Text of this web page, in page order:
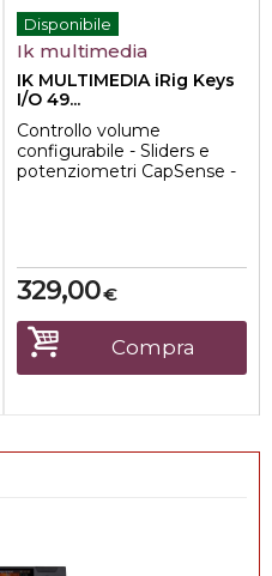
Disponibile
Ik multimedia
IK MULTIMEDIA iRig Keys
I/O 49...
Controllo volume
configurabile - Sliders e
potenziometri CapSense -
€
329,00
Compra